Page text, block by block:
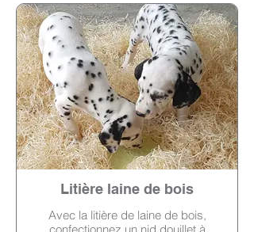
Litière laine de bois
Avec la litière de laine de bois,